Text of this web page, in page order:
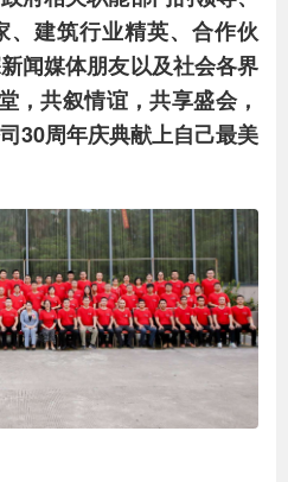
、建筑行业精英、合作伙
闻媒体朋友以及社会各界
，共叙情谊，共享盛会，
30周年庆典献上自己最美